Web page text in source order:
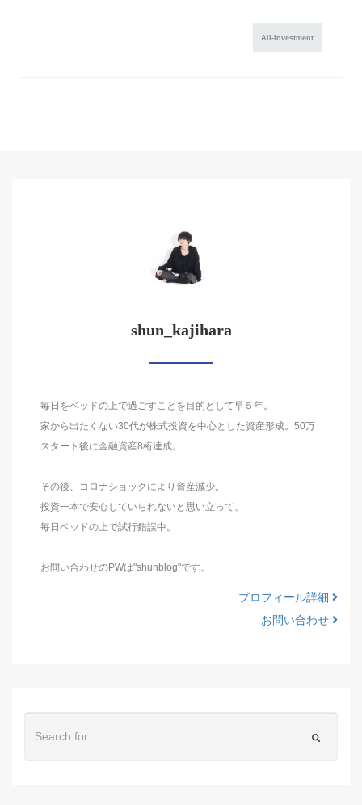
All-Investment
shun_kajihara
毎日をベッドの上で過ごすことを目的として早５年。
家から出たくない30代が株式投資を中心とした資産形成。50万
スタート後に金融資産8桁達成。
その後、コロナショックにより資産減少。
投資一本で安心していられないと思い立って、
毎日ベッドの上で試行錯誤中。
お問い合わせのPWは"shunblog"です。
プロフィール詳細
お問い合わせ